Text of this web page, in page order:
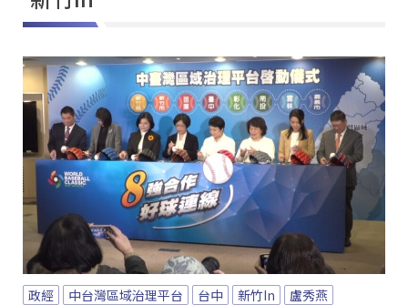
政經 中台灣區域治理平台 台中 新竹In 盧秀燕